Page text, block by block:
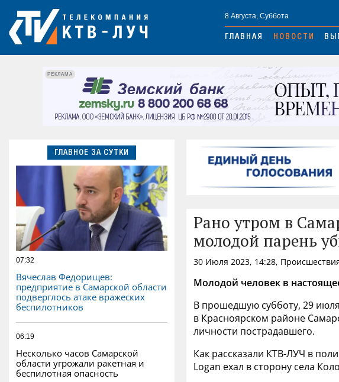
8 Августа, Суббота
ГЛАВНАЯ НОВОСТИ
РЕКЛАМА
ГЛАВНОЕ ЗА СУТКИ
07:32
Вячеслав Федорищев:
предприятие в Самарской области
подверглось атаке вражеских
беспилотников
06:19
Несколько часов Самарской
области угрожали ракетная и
беспилотная опасность
Рано утром в
молодой парень
30 Июля 2023, 14:28,
Молодой человек в
В прошедшую субботу, 29
в Красноярском районе
личности пострадавшего.
Как рассказали КТВ-ЛУЧ в
Logan ехал в сторону села